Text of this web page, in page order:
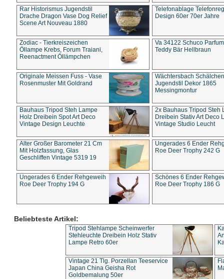
Rar Historismus Jugendstil
Drache Dragon Vase Dog Relief
Scene Art Nouveau 1880
Telefonablage
Design 60er 70er Jahre
Zodiac - Tierkreiszeichen
Öllampe Krebs, Forum Traiani,
Reenactment Öllämpchen
Va 34122 Schuco
Teddy Bär Hellbraun
Originale Meissen Fuss - Vase
Rosenmuster Mit Goldrand
Wächtersbach Schälchen
Jugendstil Dekor 1865
Messingmontur
Bauhaus Tripod Steh Lampe
Holz Dreibein Spot Art Deco
Vintage Design Leuchte
2x Bauhaus Tripod Steh
Dreibein Stativ Art Deco
Vintage Studio Leucht
Alter Großer Barometer 21 Cm
Mit Holzfassung, Glas
Geschliffen Vintage 5319 19
Ungerades 6 Ender
Roe Deer Trophy 242 G
Ungerades 6 Ender Rehgeweih
Roe Deer Trophy 194 G
Schönes 6 Ender
Roe Deer Trophy 186 G
Beliebteste Artikel:
Tripod Stehlampe Scheinwerfer
Stehleuchte Dreibein Holz Stativ
Lampe Retro 60er
Vintage 21 Tlg. Porzellan Teeservice
Japan China Geisha Rot
Goldbemalung 50er